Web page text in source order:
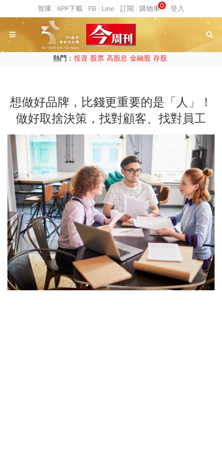
0
熱門： 投資 股票 高股息 金融股 存股
想做好品牌，比錢更重要的是「人」！
做好取捨決策，找對顧客、找對員工